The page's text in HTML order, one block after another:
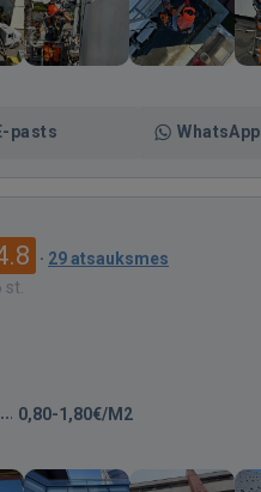
pasts WhatsApp
· 29 atsauksmes
0,80-1,80€/M2